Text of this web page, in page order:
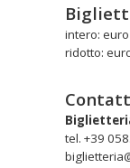
intero:
ridotto:
tel. +39